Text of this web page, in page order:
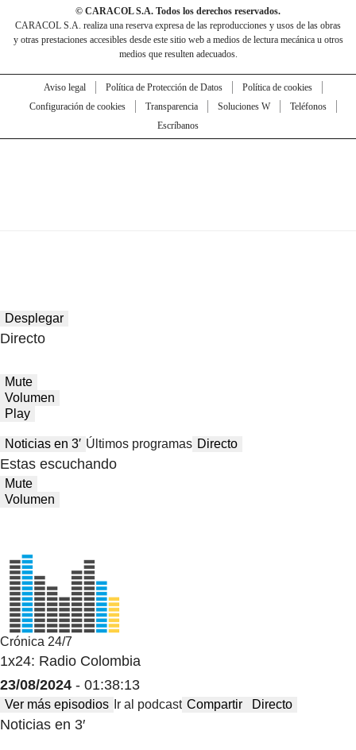
© CARACOL S.A. Todos los derechos reservados.
CARACOL S.A. realiza una reserva expresa de las reproducciones y usos de las obras
y otras prestaciones accesibles desde este sitio web a medios de lectura mecánica u otros
medios que resulten adecuados.
Aviso legal Política de Protección de Datos
Política de cookies
Configuración de cookies
Transparencia Soluciones W
Teléfonos
Escríbanos
Desplegar
Directo
Mute
Volumen
Play
Noticias en 3′ Últimos programas Directo
Estas escuchando
Mute
Volumen
Crónica 24/7
1x24: Radio Colombia
23/08/2024 - 01:38:13
Ver más episodios Ir al podcast Compartir Directo
Noticias en 3′